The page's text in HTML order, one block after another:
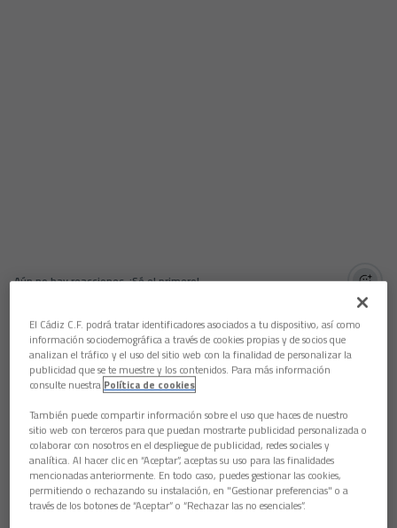
Aún no hay reacciones. ¡Sé el primero!
El central Carlos Garcíe-Die, que debutaba en LaLiga
Santander ante el Almería, atendió a los medios. “No me lo
esperaba para nada porque ha sido todo muy rápido. Sergio
me ha dicho que tenía que salir, estaba flipando y estoy muy
contento por el debut. Tengo que seguir trabajando y poco
más”.
Seguir trabajando. “Siempre voy a estar trabajando al máximo
para cuando el entrenador me necesite poder estar ahí”.
Se definió en sala de prensa. “Soy un jugador que tiene buena
salida de pelota, me gusta salir con el balón jugado. El juego
aéreo es un punto fuerte para mí y toca seguir trabajando”.
El Cádiz C.F. podrá tratar identificadores asociados a tu dispositivo, así como
información sociodemográfica a través de cookies propias y de socios que
analizan el tráfico y el uso del sitio web con la finalidad de personalizar la
publicidad que se te muestre y los contenidos. Para más información
consulte nuestra Política de cookies
También puede compartir información sobre el uso que haces de nuestro
sitio web con terceros para que puedan mostrarte publicidad personalizada o
colaborar con nosotros en el despliegue de publicidad, redes sociales y
analítica. Al hacer clic en “Aceptar”, aceptas su uso para las finalidades
mencionadas anteriormente. En todo caso, puedes gestionar las cookies,
permitiendo o rechazando su instalación, en "Gestionar preferencias" o a
través de los botones de “Aceptar” o “Rechazar las no esenciales”.